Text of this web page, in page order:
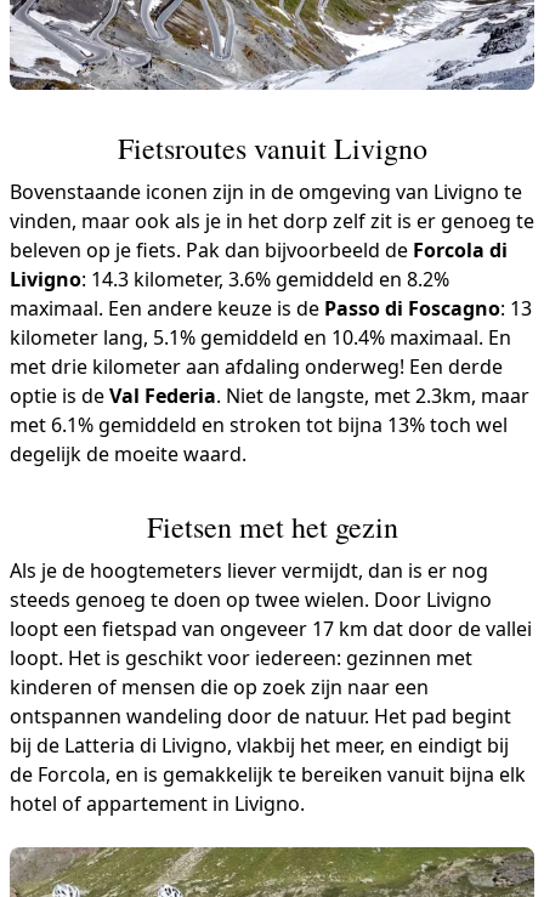
Fietsroutes vanuit Livigno
Bovenstaande iconen zijn in de omgeving van Livigno te
vinden, maar ook als je in het dorp zelf zit is er genoeg te
beleven op je fiets. Pak dan bijvoorbeeld de Forcola di
Livigno: 14.3 kilometer, 3.6% gemiddeld en 8.2%
maximaal. Een andere keuze is de Passo di Foscagno: 13
kilometer lang, 5.1% gemiddeld en 10.4% maximaal. En
met drie kilometer aan afdaling onderweg! Een derde
optie is deVal Federia. Niet de langste, met 2.3km, maar
met 6.1% gemiddeld en stroken tot bijna 13% toch wel
degelijk de moeite waard.
Fietsen met het gezin
Als je de hoogtemeters liever vermijdt, dan is er nog
steeds genoeg te doen op twee wielen. Door Livigno
loopt een fietspad van ongeveer 17 km dat door de vallei
loopt. Het is geschikt voor iedereen: gezinnen met
kinderen of mensen die op zoek zijn naar een
ontspannen wandeling door de natuur. Het pad begint
bij de Latteria di Livigno, vlakbij het meer, en eindigt bij
de Forcola, en is gemakkelijk te bereiken vanuit bijna elk
hotel of appartement in Livigno.